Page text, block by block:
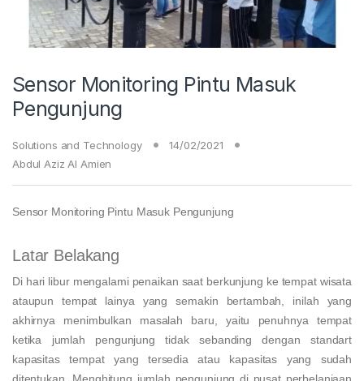
Sensor Monitoring Pintu Masuk
Pengunjung
Solutions and Technology
14/02/2021
Abdul Aziz Al Amien
Sensor Monitoring Pintu Masuk Pengunjung
Latar Belakang
Di hari libur mengalami penaikan saat berkunjung ke tempat wisata
ataupun tempat lainya yang semakin bertambah, inilah yang
akhirnya menimbulkan masalah baru, yaitu penuhnya tempat
ketika jumlah pengunjung tidak sebanding dengan standart
kapasitas tempat yang tersedia atau kapasitas yang sudah